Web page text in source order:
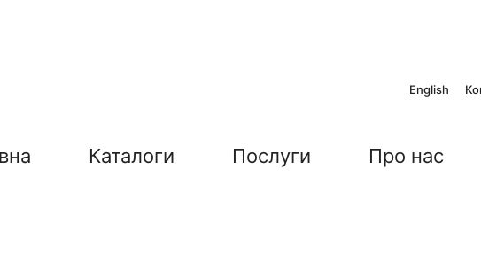
English
Каталоги Послуги Про нас